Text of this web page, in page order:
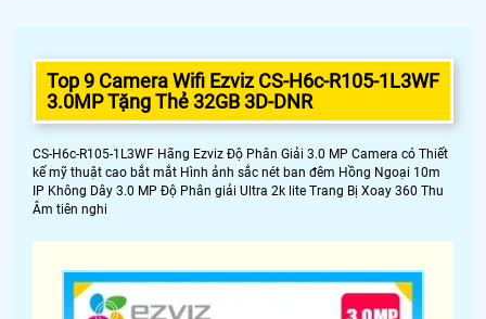
Top 9 Camera Wifi Ezviz CS-H6c-R105-1L3WF
3.0MP Tặng Thẻ 32GB 3D-DNR
CS-H6c-R105-1L3WF Hãng Ezviz Độ Phân Giải 3.0 MP Camera có Thiết
kế mỹ thuật cao bắt mắt Hình ảnh sắc nét ban đêm Hồng Ngoại 10m
IP Không Dây 3.0 MP Độ Phân giải Ultra 2k lite Trang Bị Xoay 360 Thu
Âm tiên nghi